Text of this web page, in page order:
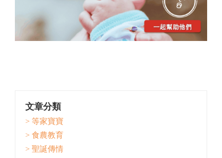
文章分類
> 等家寶寶
> 食農教育
> 聖誕傳情